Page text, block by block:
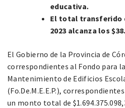
educativa.
El total transferido
2023 alcanza los
El Gobierno de la Provincia de
correspondientes al Fondo para
Mantenimiento de Edificios
(Fo.De.M.E.E.P.),
un monto total de